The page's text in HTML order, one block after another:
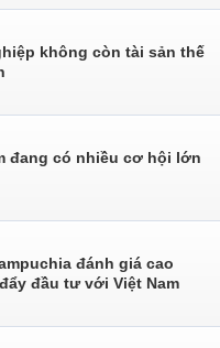
không còn tài sản thế
đang có nhiều cơ hội lớn
đánh giá cao
đầu tư với Việt Nam